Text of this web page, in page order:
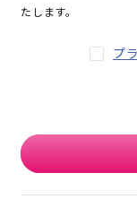
たします。
プ